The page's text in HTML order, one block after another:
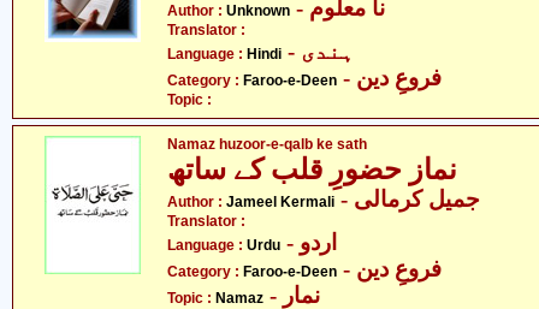
Author : Unknown - نا معلوم
Translator :
Language : Hindi - ہندی
Category : Faroo-e-Deen - فروعِ دین
Topic :
Namaz huzoor-e-qalb ke sath
نماز حضورِ قلب کے ساتھ
Author : Jameel Kermali - جمیل کرمالی
Translator :
Language : Urdu - اردو
Category : Faroo-e-Deen - فروعِ دین
Topic : Namaz - نمار